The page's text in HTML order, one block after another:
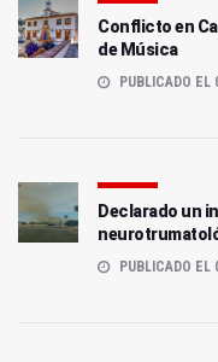
Conflicto en
de Música
PUBLICADO EL
Declarado un
PUBLICADO EL